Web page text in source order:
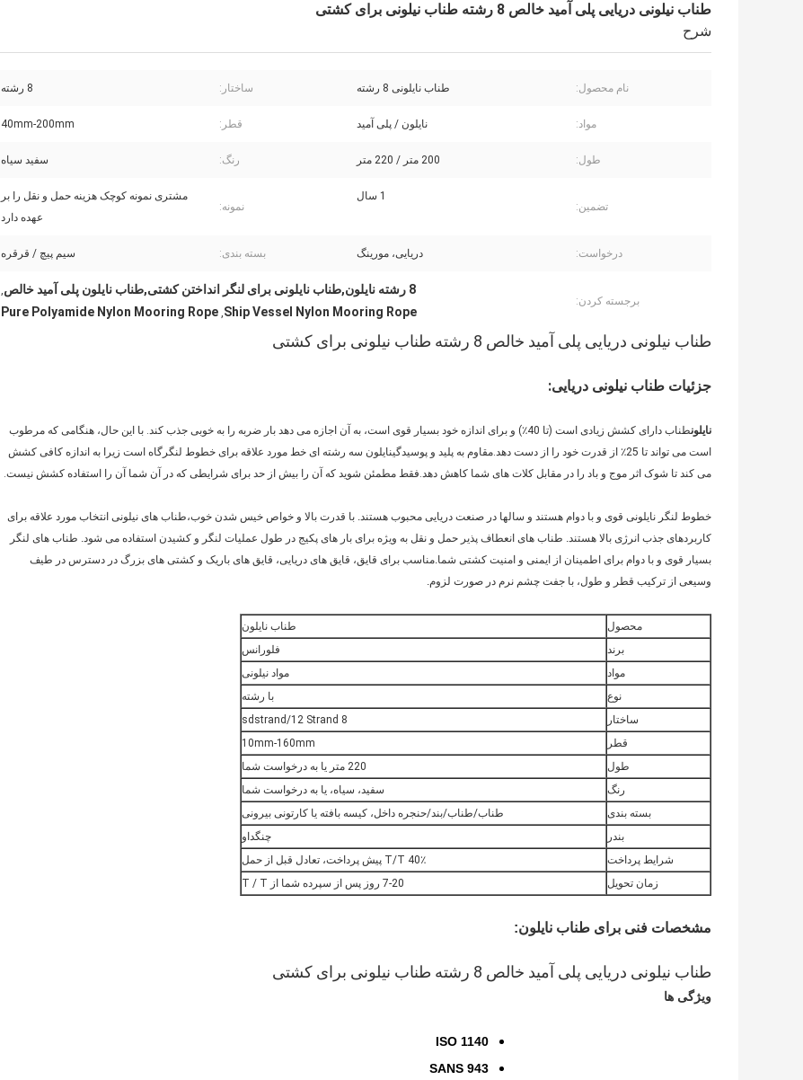
طناب نیلونی دریایی پلی آمید خالص 8 رشته طناب نیلونی برای کشتی
شرح
نام محصول: طناب نایلونی 8 رشته ساختار: 8 رشته
مواد: نایلون / پلی آمید قطر: 40mm-200mm
طول: 200 متر / 220 متر رنگ: سفید سیاه
تضمین:
1 سال
نمونه:
مشتری نمونه کوچک هزینه حمل و نقل را بر
عهده دارد
درخواست: دریایی، مورینگ بسته بندی: سیم پیچ / قرقره
برجسته کردن:
8 رشته نایلون,طناب نایلونی برای لنگر انداختن کشتی,طناب نایلون پلی آمید خالص ,
Ship Vessel Nylon Mooring Rope
,
Pure Polyamide Nylon Mooring Rope
طناب نیلونی دریایی پلی آمید خالص 8 رشته طناب نیلونی برای کشتی
جزئیات طناب نیلونی دریایی:
نایلون
طناب دارای کشش زیادی است (تا 40٪) و برای اندازه خود بسیار قوی است، به آن اجازه می دهد بار ضربه را به خوبی جذب کند. با این حال، هنگامی که مرطوب
است می تواند تا 25٪ از قدرت خود را از دست دهد.مقاوم به پليد و پوسيدگينایلون سه رشته ای خط مورد علاقه برای خطوط لنگرگاه است زیرا به اندازه کافی کشش
می کند تا شوک اثر موج و باد را در مقابل کلات های شما کاهش دهد.فقط مطمئن شوید که آن را بیش از حد برای شرایطی که در آن شما آن را استفاده کشش نیست.
خطوط لنگر نایلونی قوی و با دوام هستند و سالها در صنعت دریایی محبوب هستند. با قدرت بالا و خواص خیس شدن خوب،طناب های نیلونی انتخاب مورد علاقه برای
کاربردهای جذب انرژی بالا هستند. طناب های انعطاف پذیر حمل و نقل به ویژه برای بار های پکیج در طول عملیات لنگر و کشیدن استفاده می شود. طناب های لنگر
بسیار قوی و با دوام برای اطمینان از ایمنی و امنیت کشتی شما.مناسب برای قایق، قایق های دریایی، قایق های باریک و کشتی های بزرگ در دسترس در طیف
وسیعی از ترکیب قطر و طول، با جفت چشم نرم در صورت لزوم.
محصول
طناب نایلون
برند
فلورانس
مواد
مواد نیلونی
نوع
با رشته
ساختار
8 sdstrand/12 Strand
قطر
10mm-160mm
طول
220 متر يا به درخواست شما
رنگ
سفید، سیاه، یا به درخواست شما
بسته بندی
طناب/طناب/بند/حنجره داخل، کیسه بافته یا کارتونی بیرونی
بندر
چنگداو
شرایط پرداخت
T/T 40٪ پیش پرداخت، تعادل قبل از حمل
زمان تحویل
7-20 روز پس از سپرده شما از T / T
مشخصات فنی برای طناب نایلون:
طناب نیلونی دریایی پلی آمید خالص 8 رشته طناب نیلونی برای کشتی
ویژگی ها
ISO 1140
SANS 943